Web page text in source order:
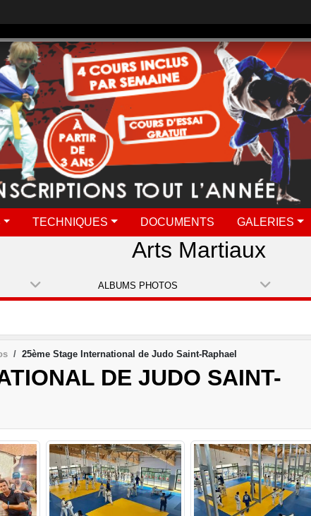
TECHNIQUES DOCUMENTS GALERIES
Arts Martiaux
ALBUMS PHOTOS
25ème Stage International de Judo Saint-Raphael
DE JUDO SAINT-